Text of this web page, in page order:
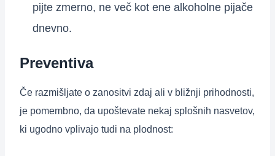
pijte zmerno, ne več kot ene alkoholne pijače
dnevno.
Preventiva
Če razmišljate o zanositvi zdaj ali v bližnji prihodnosti,
je pomembno, da upoštevate nekaj splošnih nasvetov,
ki ugodno vplivajo tudi na plodnost: